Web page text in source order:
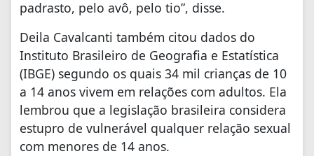
padrasto, pelo avô, pelo tio”, disse.
Deila Cavalcanti também citou dados do
Instituto Brasileiro de Geografia e Estatística
(IBGE) segundo os quais 34 mil crianças de 10
a 14 anos vivem em relações com adultos. Ela
lembrou que a legislação brasileira considera
estupro de vulnerável qualquer relação sexual
com menores de 14 anos.